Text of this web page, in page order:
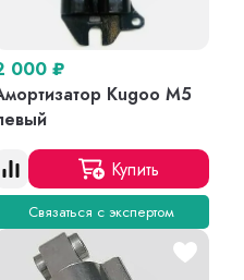
000 ₽
Kugoo M5
Купить
Связаться с экспертом